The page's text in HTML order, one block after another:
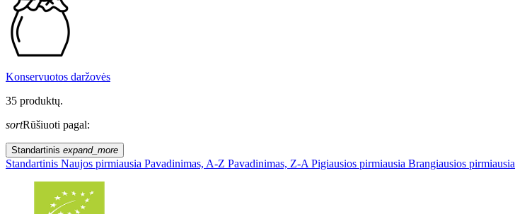
Konservuotos daržovės
35 produktų.
sortRūšiuoti pagal:
Standartinis expand_more
Standartinis Naujos pirmiausia Pavadinimas, A-Z Pavadinimas, Z-A Pigiausios pirmiausia Brangiausios pirmiausia